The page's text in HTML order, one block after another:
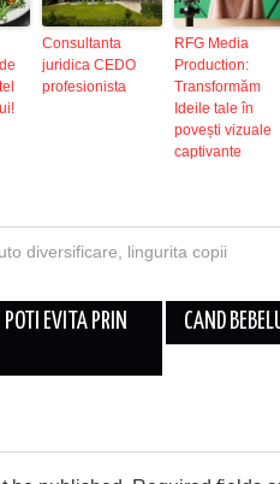
Consultanta
juridica CEDO
profesionista
RFG Media
Production:
Transformăm
Ideile tale în
povești vizuale
captivante
diversificare lingurita copii
POTI EVITA PRIN
CAND